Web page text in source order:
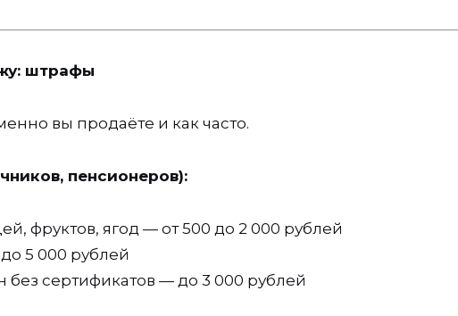
штрафы
вы продаёте и как часто.
пенсионеров):
фруктов, ягод — от 500 до 2 000 рублей
5 000 рублей
сертификатов — до 3 000 рублей